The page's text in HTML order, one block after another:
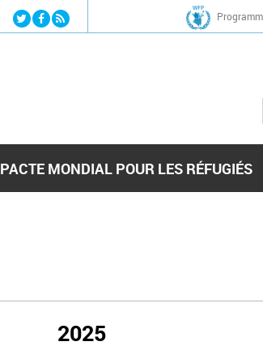
Jump to navigation
PACTE MONDIAL POUR LES RÉFUGIÉS
2025